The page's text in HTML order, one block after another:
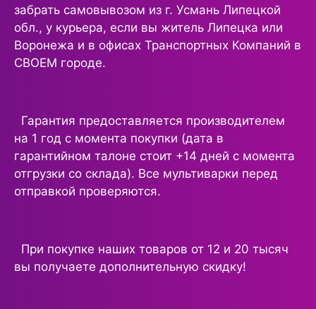
забрать самовывозом из г. Усмань Липецкой
обл., у курьера, если вы житель Липецка или
Воронежа и в офисах Транспортных Компаний в
СВОЕМ городе.
Гарантия предоставляется производителем
на 1 год с момента покупки (дата в
гарантийном талоне стоит +14 дней с момента
отгрузки со склада). Все мультиварки перед
отправкой проверяются.
При покупке наших товаров от 12 и 20 тысяч
вы получаете дополнительную скидку!